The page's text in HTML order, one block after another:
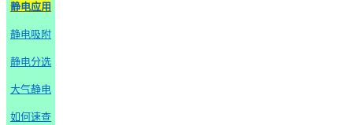
静电应用
静电吸附
静电分选
大气静电
如何速查